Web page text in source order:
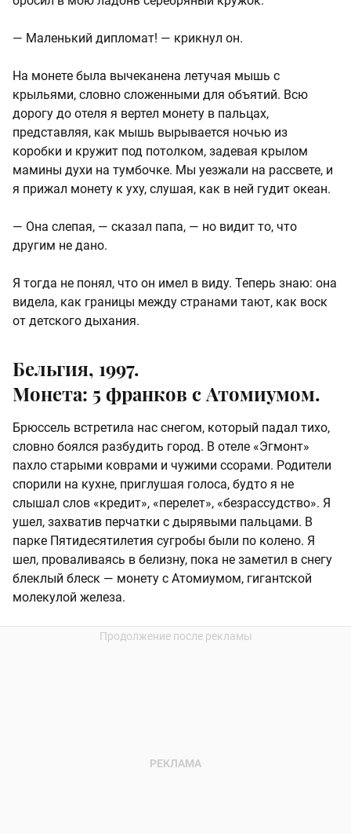
— Маленький дипломат! — крикнул он.
На монете была вычеканена летучая мышь с
крыльями, словно сложенными для объятий. Всю
дорогу до отеля я вертел монету в пальцах,
представляя, как мышь вырывается ночью из
коробки и кружит под потолком, задевая крылом
мамины духи на тумбочке. Мы уезжали на рассвете, и
я прижал монету к уху, слушая, как в ней гудит океан.
— Она слепая, — сказал папа, — но видит то, что
другим не дано.
Я тогда не понял, что он имел в виду. Теперь знаю: она
видела, как границы между странами тают, как воск
от детского дыхания.
Бельгия, 1997.
Монета: 5 франков с Атомиумом.
Брюссель встретила нас снегом, который падал тихо,
словно боялся разбудить город. В отеле «Эгмонт»
пахло старыми коврами и чужими ссорами. Родители
спорили на кухне, приглушая голоса, будто я не
слышал слов «кредит», «перелет», «безрассудство». Я
ушел, захватив перчатки с дырявыми пальцами. В
парке Пятидесятилетия сугробы были по колено. Я
шел, проваливаясь в белизну, пока не заметил в снегу
блеклый блеск — монету с Атомиумом, гигантской
молекулой железа.